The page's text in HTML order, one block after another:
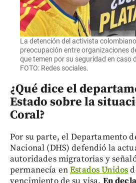
La detención del activista
preocupación entre organizaciones
que temen por su seguridad en caso
FOTO: Redes sociales.
¿Qué dice el
Estado sobre la
Coral?
Por su parte, el Departamento
Nacional (DHS) defendió la
autoridades migratorias y
permanecía enEstados Unidos